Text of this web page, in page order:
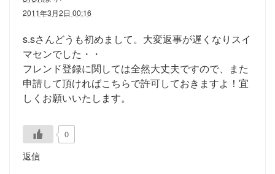
2011年3月2日 00:16
s.sさんどうも初めまして。大変返事が遅くなりスイ
マセンでした・・
フレンド登録に関しては全然大丈夫ですので、また
申請して頂ければこちらで許可しておきますよ！宜
しくお願いいたします。
0
返信